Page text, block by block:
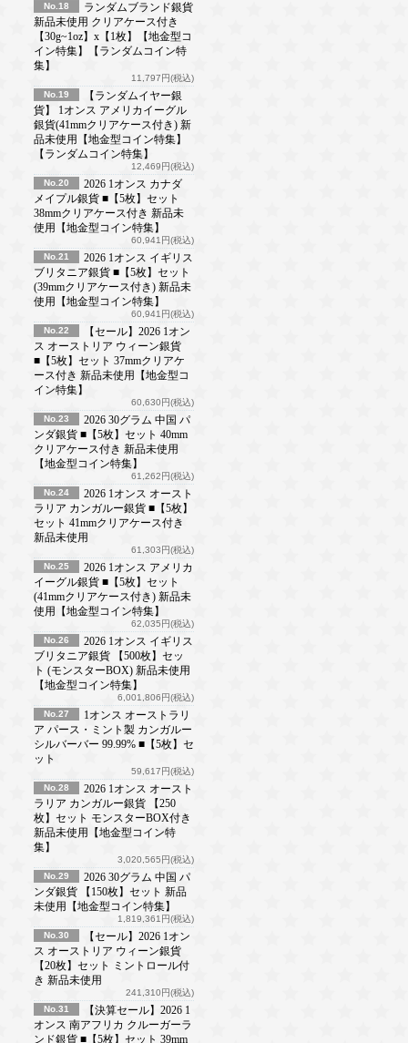
No.18
ランダムブランド銀貨
新品未使用 クリアケース付き
【30g~1oz】x【1枚】【地金型コ
イン特集】【ランダムコイン特
集】
11,797円(税込)
No.19
【ランダムイヤー銀
貨】 1オンス アメリカイーグル
銀貨(41mmクリアケース付き) 新
品未使用【地金型コイン特集】
【ランダムコイン特集】
12,469円(税込)
No.20
2026 1オンス カナダ
メイプル銀貨 ■【5枚】セット
38mmクリアケース付き 新品未
使用【地金型コイン特集】
60,941円(税込)
No.21
2026 1オンス イギリス
ブリタニア銀貨 ■【5枚】セット
(39mmクリアケース付き) 新品未
使用【地金型コイン特集】
60,941円(税込)
No.22
【セール】2026 1オン
ス オーストリア ウィーン銀貨
■【5枚】セット 37mmクリアケ
ース付き 新品未使用【地金型コ
イン特集】
60,630円(税込)
No.23
2026 30グラム 中国 パ
ンダ銀貨 ■【5枚】セット 40mm
クリアケース付き 新品未使用
【地金型コイン特集】
61,262円(税込)
No.24
2026 1オンス オースト
ラリア カンガルー銀貨 ■【5枚】
セット 41mmクリアケース付き
新品未使用
61,303円(税込)
No.25
2026 1オンス アメリカ
イーグル銀貨 ■【5枚】セット
(41mmクリアケース付き) 新品未
使用【地金型コイン特集】
62,035円(税込)
No.26
2026 1オンス イギリス
ブリタニア銀貨 【500枚】セッ
ト (モンスターBOX) 新品未使用
【地金型コイン特集】
6,001,806円(税込)
No.27
1オンス オーストラリ
ア パース・ミント製 カンガルー
シルバーバー 99.99% ■【5枚】セ
ット
59,617円(税込)
No.28
2026 1オンス オースト
ラリア カンガルー銀貨 【250
枚】セット モンスターBOX付き
新品未使用【地金型コイン特
集】
3,020,565円(税込)
No.29
2026 30グラム 中国 パ
ンダ銀貨 【150枚】セット 新品
未使用【地金型コイン特集】
1,819,361円(税込)
No.30
【セール】2026 1オン
ス オーストリア ウィーン銀貨
【20枚】セット ミントロール付
き 新品未使用
241,310円(税込)
No.31
【決算セール】2026 1
オンス 南アフリカ クルーガーラ
ンド銀貨 ■【5枚】セット 39mm